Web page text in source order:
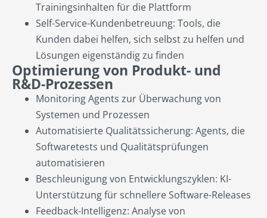
Trainingsinhalten für die Plattform
Self-Service-Kundenbetreuung: Tools, die
Kunden dabei helfen, sich selbst zu helfen und
Lösungen eigenständig zu finden
Optimierung von Produkt- und
R&D-Prozessen
Monitoring Agents zur Überwachung von
Systemen und Prozessen
Automatisierte Qualitätssicherung: Agents, die
Softwaretests und Qualitätsprüfungen
automatisieren
Beschleunigung von Entwicklungszyklen: KI-
Unterstützung für schnellere Software-Releases
Feedback-Intelligenz: Analyse von